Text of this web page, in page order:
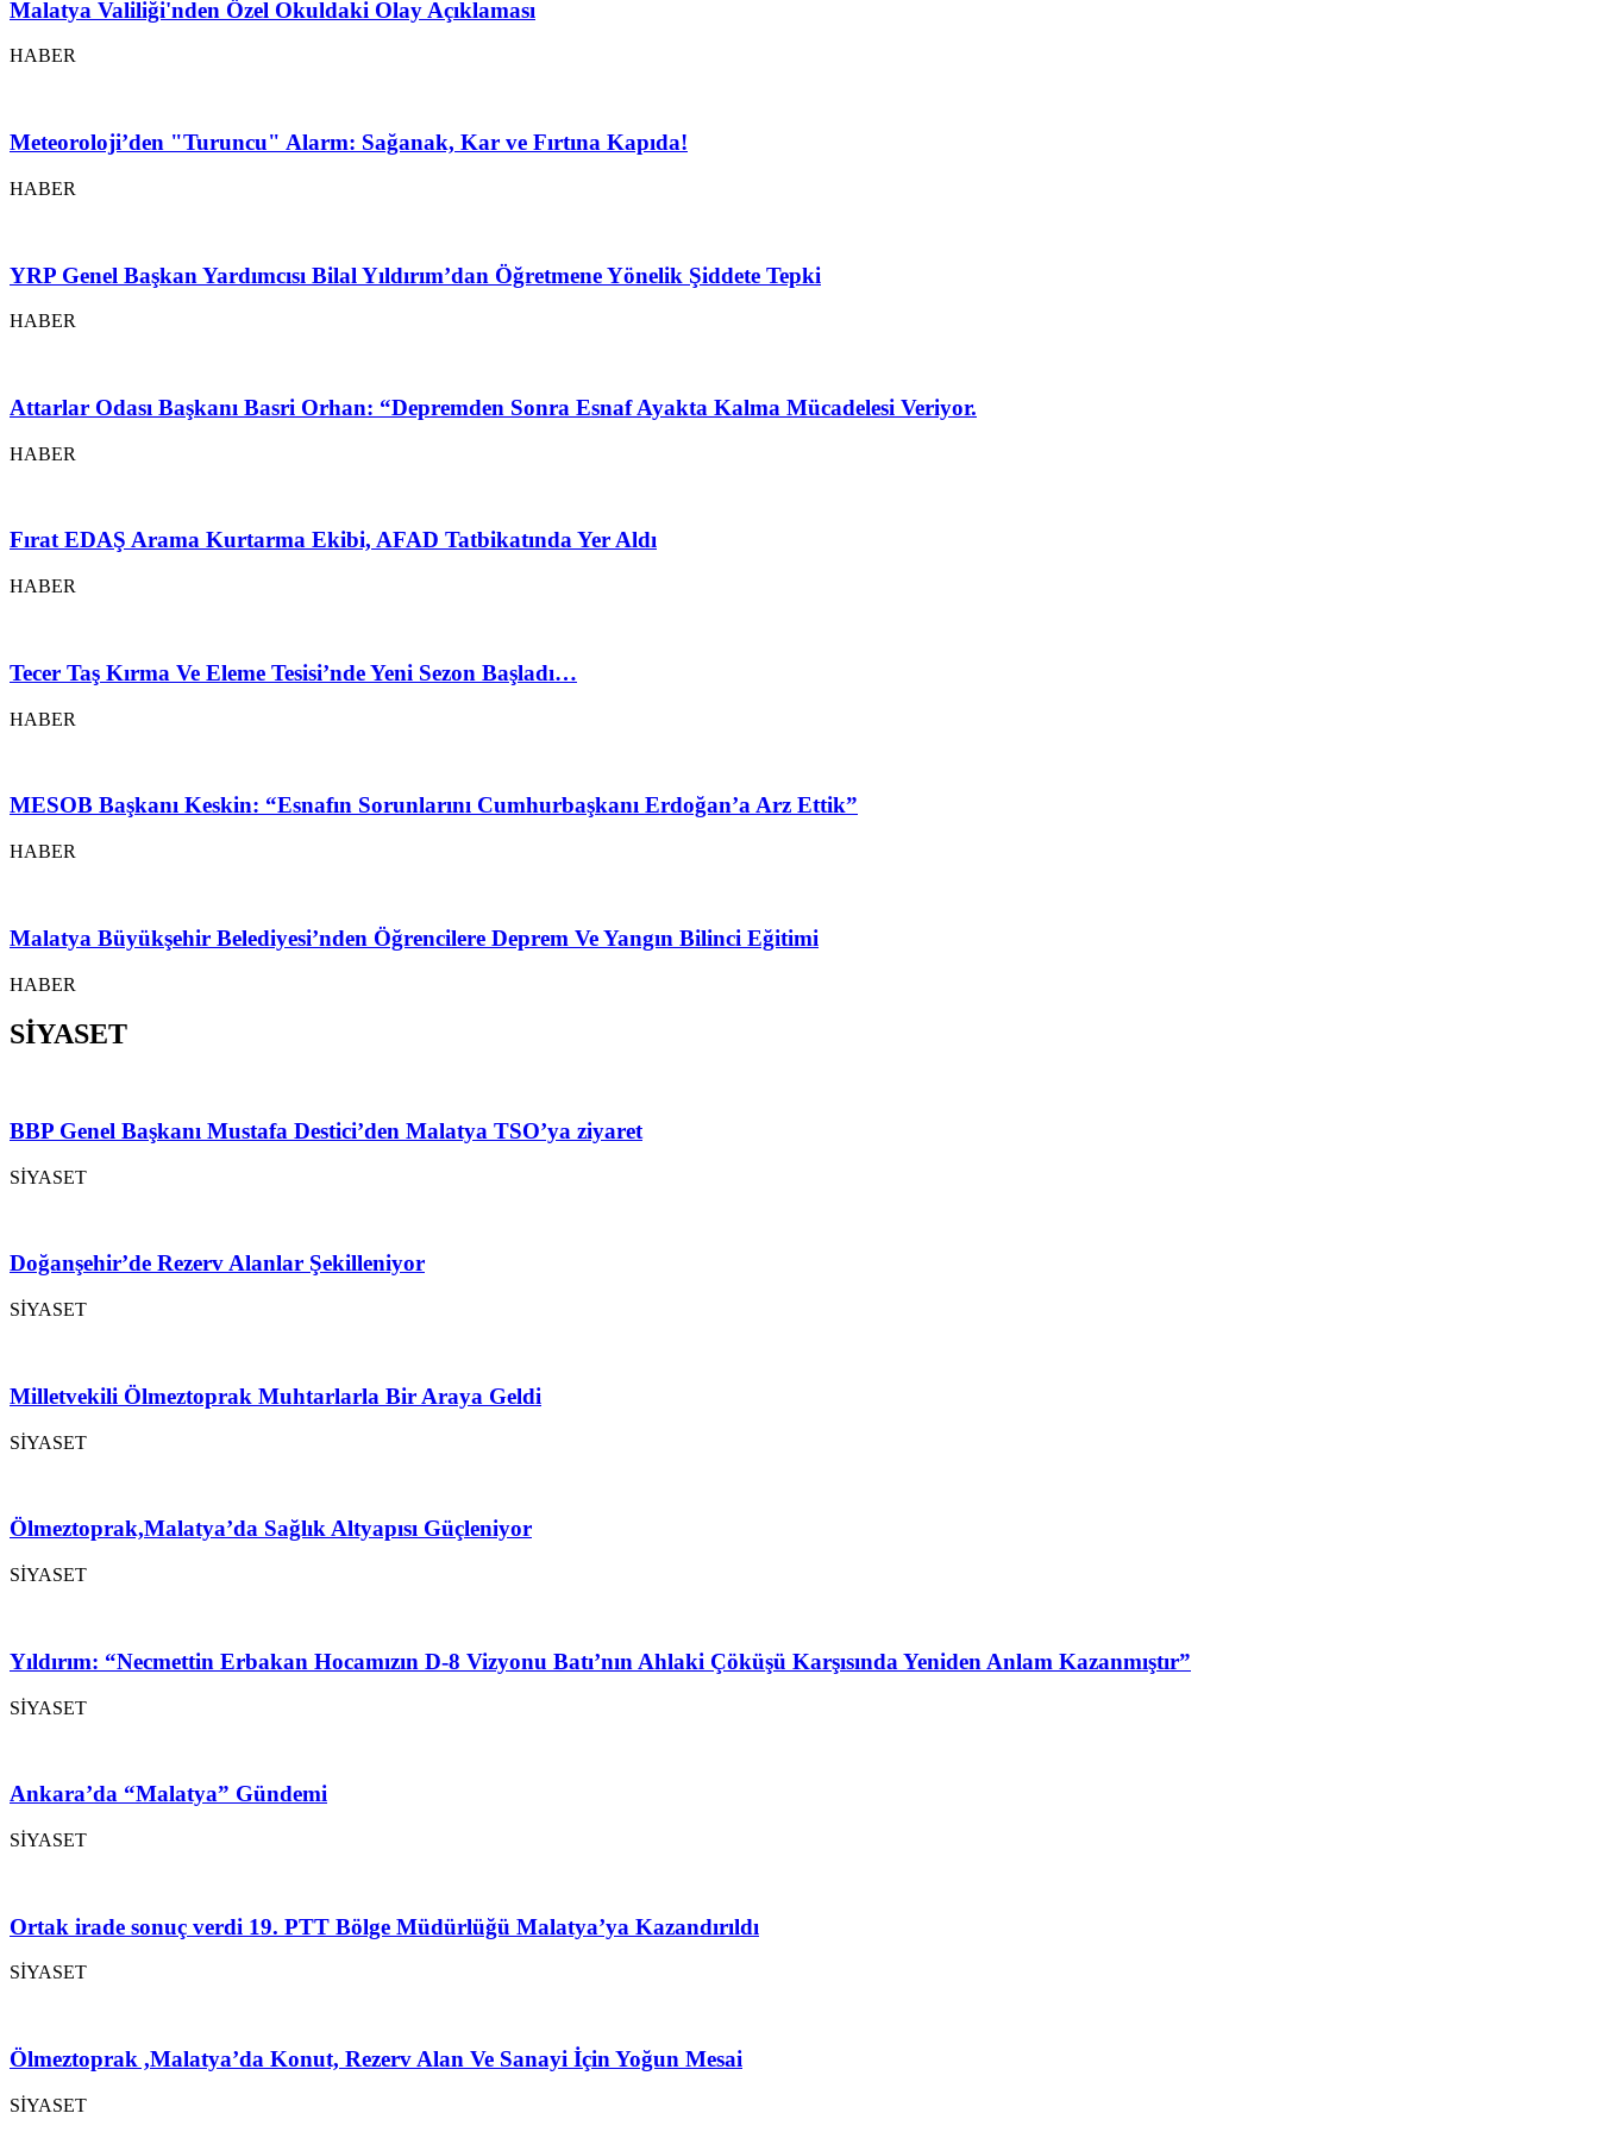
Malatya Valiliği'nden Özel Okuldaki Olay Açıklaması
HABER
Meteoroloji’den "Turuncu" Alarm: Sağanak, Kar ve Fırtına Kapıda!
HABER
YRP Genel Başkan Yardımcısı Bilal Yıldırım’dan Öğretmene Yönelik Şiddete Tepki
HABER
Attarlar Odası Başkanı Basri Orhan: “Depremden Sonra Esnaf Ayakta Kalma Mücadelesi Veriyor.
HABER
Fırat EDAŞ Arama Kurtarma Ekibi, AFAD Tatbikatında Yer Aldı
HABER
Tecer Taş Kırma Ve Eleme Tesisi’nde Yeni Sezon Başladı…
HABER
MESOB Başkanı Keskin: “Esnafın Sorunlarını Cumhurbaşkanı Erdoğan’a Arz Ettik”
HABER
Malatya Büyükşehir Belediyesi’nden Öğrencilere Deprem Ve Yangın Bilinci Eğitimi
HABER
SİYASET
BBP Genel Başkanı Mustafa Destici’den Malatya TSO’ya ziyaret
SİYASET
Doğanşehir’de Rezerv Alanlar Şekilleniyor
SİYASET
Milletvekili Ölmeztoprak Muhtarlarla Bir Araya Geldi
SİYASET
Ölmeztoprak,Malatya’da Sağlık Altyapısı Güçleniyor
SİYASET
Yıldırım: “Necmettin Erbakan Hocamızın D-8 Vizyonu Batı’nın Ahlaki Çöküşü Karşısında Yeniden Anlam Kazanmıştır”
SİYASET
Ankara’da “Malatya” Gündemi
SİYASET
Ortak irade sonuç verdi 19. PTT Bölge Müdürlüğü Malatya’ya Kazandırıldı
SİYASET
Ölmeztoprak ,Malatya’da Konut, Rezerv Alan Ve Sanayi İçin Yoğun Mesai
SİYASET